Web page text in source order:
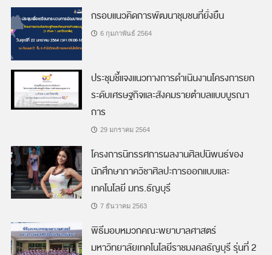
กรอบแนวคิดการพัฒนาชุมชนที่ยั่งยืน
6 กุมภาพันธ์ 2564
ประชุมชี้แจงแนวทางการดำเนินงานโครงการยก
ระดับเศรษฐกิจและสังคมรายตำบลแบบบูรณา
การ
29 มกราคม 2564
โครงการนิทรรศการผลงานศิลปนิพนธ์ของ
นักศึกษาภาควิชาศิลปะการออกแบบและ
เทคโนโลยี มทร.ธัญบุรี
7 ธันวาคม 2563
พิธีมอบหมวกคณะพยาบาลศาสตร์
มหาวิทยาลัยเทคโนโลยีราชมงคลธัญบุรี รุ่นที่ 2